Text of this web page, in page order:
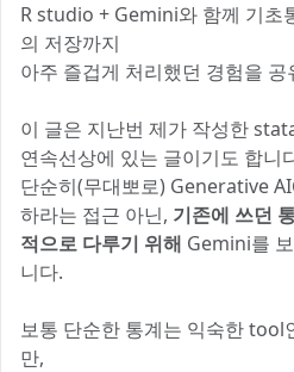
R studio + Gemini와 함께 기초
의 저장까지
아주 즐겁게 처리했던 경험을
이 글은 지난번 제가 작성한
연속선상에 있는 글이기도 합니
단순히(무대뽀로) Generative
하라는 접근 아닌, 기존에 쓰던
적으로 다루기 위해 Gemini를
니다.
보통 단순한 통계는 익숙한 tool
만,